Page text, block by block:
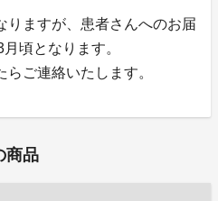
りますが、患者さんへのお届
頃となります。
ご連絡いたします。
商品